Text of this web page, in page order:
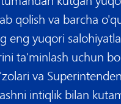
qolish va barcha
eng yuqori
ta'minlash uchun
va
intiqlik bilan